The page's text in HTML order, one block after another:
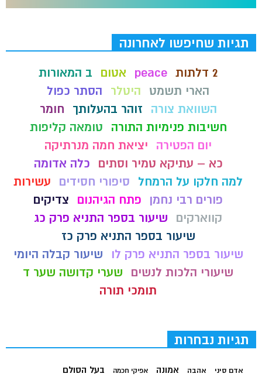
תגיות שחיפשו לאחרונה
2 דלתות peace אטום
ב המאורות
הארי תשמט
היטלר
הסתר כפול
השוואת צורה
זוהר בהעלותך
חומר
חשיבות פנימיות התורה
טומאה קליפות
יום הפטירה
יציאת חמה מנרתיקה
כא – עתיקא טמיר וסתים
כלה אדומה
למה חלקו על הרמחל
סיפורי חסידים
עשירות
פורים רבי נחמן
פתח הגיהנום
צדיקים
קווארקים
שיעור בספר התניא פרק כג
שיעור בספר התניא פרק כז
שיעור בספר התניא פרק לו
שיעור קבלה היומי
שיעורי הלכות לנשים
שערי קדושה שער ד
תומכי תורה
תגיות נבחרות
אדם סיני אהבה אמונה אפיקי חכמה בעל הסולם